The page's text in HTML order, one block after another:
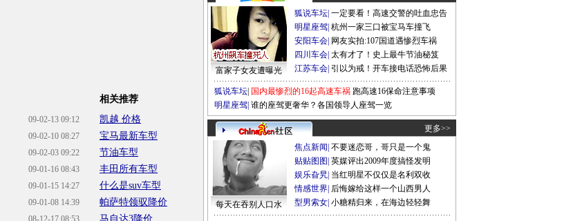
09-02-13 09:12
09-02-10 08:27
09-02-03 09:22
09-01-16 08:43
09-01-15 14:27
09-01-08 14:39
08-12-17 08:53
相关推荐
凯越 价格
宝马最新车型
节油车型
丰田所有车型
什么是suv车型
帕萨特领驭降价
马自达3降价
富家子女友遭曝光
狐说车坛 一定要看！高速交警的吐血忠告
明星座驾 杭州一家三口被宝马车撞飞
安阳车会 网友实拍:107国道遇惨烈车祸
四川车会 太有才了！史上最牛节油秘笈
江苏车会 引以为戒！开车接电话恐怖后果
狐说车坛 国内最惨烈的16起高速车祸 跑高速16保命注意事项
明星座驾 谁的座驾更奢华？各国领导人座驾一览
更多>>
每天在吞别人口水
焦点新闻 不要迷恋哥，哥只是一个鬼
贴贴图图 英媒评出2009年度搞怪发明
娱乐旮旯 当红明星不仅仅是名利双收
情感世界 后悔嫁给这样一个山西男人
型男索女 小糖精归来，在海边轻轻舞